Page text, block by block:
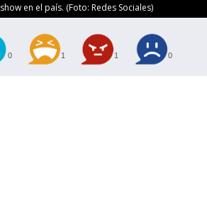
en el país. (Foto: Redes Sociales)
0 1 1 0